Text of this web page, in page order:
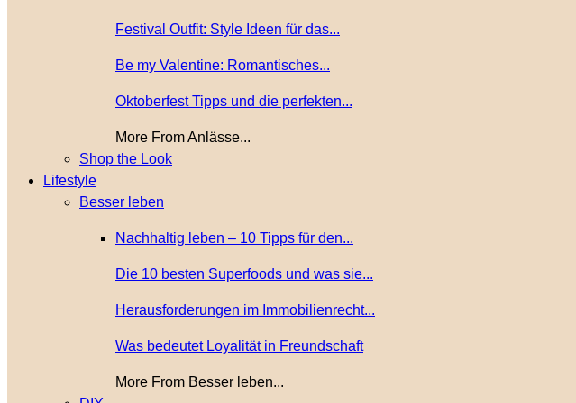
Festival Outfit: Style Ideen für das...
Be my Valentine: Romantisches...
Oktoberfest Tipps und die perfekten...
More From Anlässe...
Shop the Look
Lifestyle
Besser leben
Nachhaltig leben – 10 Tipps für den...
Die 10 besten Superfoods und was sie...
Herausforderungen im Immobilienrecht...
Was bedeutet Loyalität in Freundschaft
More From Besser leben...